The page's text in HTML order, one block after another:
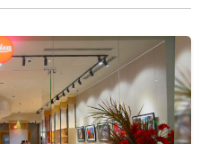
Experience ด้วย
การพลิกโฉม HUAWEI